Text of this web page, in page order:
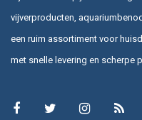
vijverproducten,
een ruim assortiment voor
met snelle levering en scherpe